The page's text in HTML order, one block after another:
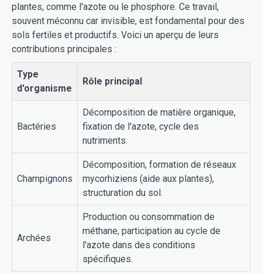
plantes, comme l'azote ou le phosphore. Ce travail,
souvent méconnu car invisible, est fondamental pour des
sols fertiles et productifs. Voici un aperçu de leurs
contributions principales :
Type
d'organisme
Rôle principal
Bactéries
Décomposition de matière organique,
fixation de l'azote, cycle des
nutriments.
Champignons
Décomposition, formation de réseaux
mycorhiziens (aide aux plantes),
structuration du sol.
Archées
Production ou consommation de
méthane, participation au cycle de
l'azote dans des conditions
spécifiques.